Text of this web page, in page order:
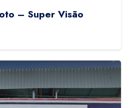
– Super Visão